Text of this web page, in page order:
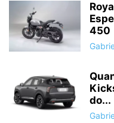
450
do...